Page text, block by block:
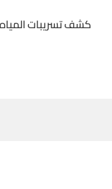
كشف تسريبات المياه